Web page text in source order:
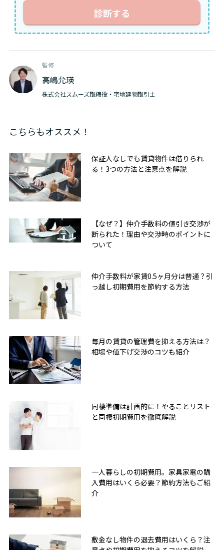
診断する
監修
高嶋允瑛
株式会社スムーズ取締役・宅地建物取引士
こちらもオススメ！
保証人なしでも賃貸物件は借りられ
る！3つの方法と注意点を解説
【なぜ？】仲介手数料の値引き交渉が
断られた！理由や交渉時のポイントに
ついて
仲介手数料が家賃0.5ヶ月分は普通？引
っ越し初期費用を節約する方法
毎月の賃貸の管理費を抑える方法は？
相場や値下げ交渉のコツも紹介
同棲準備は計画的に！やることリスト
と同棲初期費用を徹底解説
一人暮らしの初期費用。家具家電の購
入費用はいくら必要？節約方法もご紹
介
敷金なし物件の退去費用はいくら？注